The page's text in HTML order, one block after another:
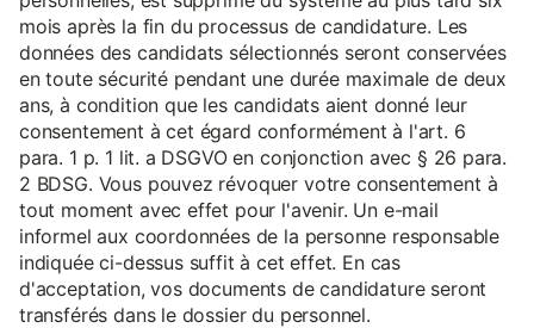
mois après la fin du processus de candidature. Les
données des candidats sélectionnés seront conservées
en toute sécurité pendant une durée maximale de deux
ans, à condition que les candidats aient donné leur
consentement à cet égard conformément à l'art. 6
para. 1 p. 1 lit. a DSGVO en conjonction avec § 26 para.
2 BDSG. Vous pouvez révoquer votre consentement à
tout moment avec effet pour l'avenir. Un e-mail
informel aux coordonnées de la personne responsable
indiquée ci-dessus suffit à cet effet. En cas
d'acceptation, vos documents de candidature seront
transférés dans le dossier du personnel.